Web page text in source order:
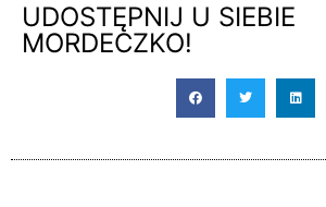
UDOSTĘPNIJ U SIEBIE
MORDECZKO!